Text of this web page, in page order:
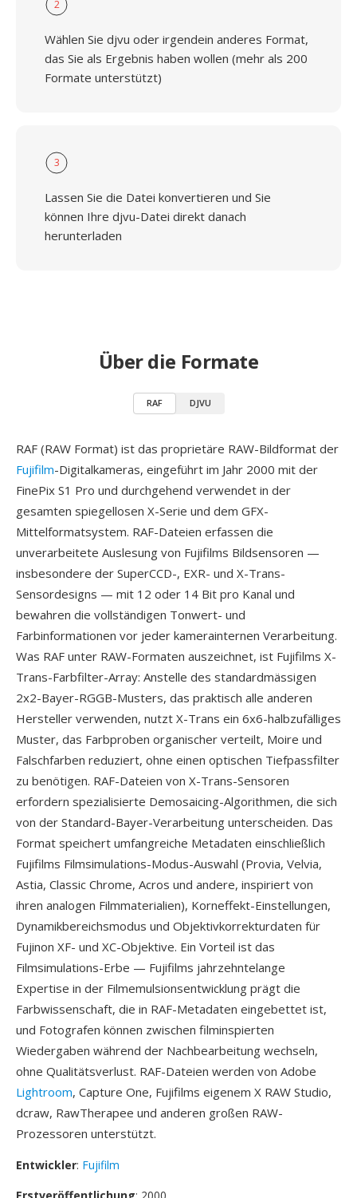
2
Wählen Sie djvu oder irgendein anderes Format,
das Sie als Ergebnis haben wollen (mehr als 200
Formate unterstützt)
3
Lassen Sie die Datei konvertieren und Sie
können Ihre djvu-Datei direkt danach
herunterladen
Über die Formate
RAF DJVU
RAF (RAW Format) ist das proprietäre RAW-Bildformat der
Fujifilm-Digitalkameras, eingeführt im Jahr 2000 mit der
FinePix S1 Pro und durchgehend verwendet in der
gesamten spiegellosen X-Serie und dem GFX-
Mittelformatsystem. RAF-Dateien erfassen die
unverarbeitete Auslesung von Fujifilms Bildsensoren —
insbesondere der SuperCCD-, EXR- und X-Trans-
Sensordesigns — mit 12 oder 14 Bit pro Kanal und
bewahren die vollständigen Tonwert- und
Farbinformationen vor jeder kamerainternen Verarbeitung.
Was RAF unter RAW-Formaten auszeichnet, ist Fujifilms X-
Trans-Farbfilter-Array: Anstelle des standardmässigen
2x2-Bayer-RGGB-Musters, das praktisch alle anderen
Hersteller verwenden, nutzt X-Trans ein 6x6-halbzufälliges
Muster, das Farbproben organischer verteilt, Moire und
Falschfarben reduziert, ohne einen optischen Tiefpassfilter
zu benötigen. RAF-Dateien von X-Trans-Sensoren
erfordern spezialisierte Demosaicing-Algorithmen, die sich
von der Standard-Bayer-Verarbeitung unterscheiden. Das
Format speichert umfangreiche Metadaten einschließlich
Fujifilms Filmsimulations-Modus-Auswahl (Provia, Velvia,
Astia, Classic Chrome, Acros und andere, inspiriert von
ihren analogen Filmmaterialien), Korneffekt-Einstellungen,
Dynamikbereichsmodus und Objektivkorrekturdaten für
Fujinon XF- und XC-Objektive. Ein Vorteil ist das
Filmsimulations-Erbe — Fujifilms jahrzehntelange
Expertise in der Filmemulsionsentwicklung prägt die
Farbwissenschaft, die in RAF-Metadaten eingebettet ist,
und Fotografen können zwischen filminspierten
Wiedergaben während der Nachbearbeitung wechseln,
ohne Qualitätsverlust. RAF-Dateien werden von Adobe
Lightroom, Capture One, Fujifilms eigenem X RAW Studio,
dcraw, RawTherapee und anderen großen RAW-
Prozessoren unterstützt.
Entwickler: Fujifilm